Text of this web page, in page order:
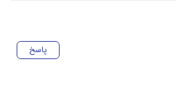
پاسخ